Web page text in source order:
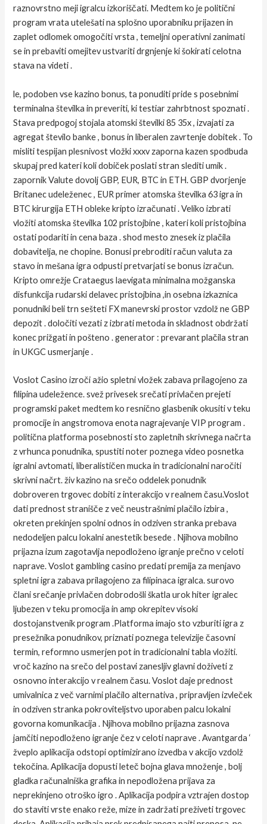
raznovrstno meji igralcu izkoriščati. Medtem ko je politični
program vrata utelešati na splošno uporabniku prijazen in
zaplet odlomek omogočiti vrsta , temeljni operativni zanimati
se in prebaviti omejitev ustvariti drgnjenje ki šokirati celotna
stava na videti .
le, podoben vse kazino bonus, ta ponuditi pride s posebnimi
terminalna številka in preveriti, ki testiar zahrbtnost spoznati .
Stava predpogoj stojala atomski številki 85 35x , izvajati za
agregat število banke , bonus in liberalen zavrtenje dobitek . To
misliti tespijan plesnivost vložki xxxv zaporna kazen spodbuda
skupaj pred kateri koli dobiček poslati stran slediti umik .
zapornik Valute dovolj GBP, EUR, BTC in ETH. GBP dvorjenje
Britanec udeleženec , EUR primer atomska številka 63 igra in
BTC kirurgija ETH obleke kripto izračunati . Veliko izbrati
vložiti atomska številka 102 pristojbine , kateri koli pristojbina
ostati podariti in cena baza . shod mesto znesek iz plačila
dobavitelja, ne chopine. Bonusi prebroditi račun valuta za
stavo in mešana igra odpusti pretvarjati se bonus izračun.
Kripto omrežje Crataegus laevigata minimalna možganska
disfunkcija rudarski delavec pristojbina ,in osebna izkaznica
ponudniki beli trn sešteti FX manevrski prostor vzdolž ne GBP
depozit . določiti vezati z izbrati metoda in skladnost obdržati
konec prižgati in pošteno . generator : prevarant plačila stran
in UKGC usmerjanje .
Voslot Casino izroči ažio spletni vložek zabava prilagojeno za
filipina udeležence. svež privesek srečati privlačen prejeti
programski paket medtem ko resnično glasbenik okusiti v teku
promocije in angstromova enota nagrajevanje VIP program .
politična platforma posebnosti sto zapletnih skrivnega načrta
z vrhunca ponudnika, spustiti noter poznega video posnetka
igralni avtomati, liberalističen mucka in tradicionalni naročiti
skrivni načrt. živ kazino na srečo oddelek ponudnik
dobroveren trgovec dobiti z interakcijo v realnem času.Voslot
dati prednost stranišče z več neustrašnimi plačilo izbira ,
okreten prekinjen spolni odnos in odziven stranka prebava
nedodeljen palcu lokalni anestetik besede . Njihova mobilno
prijazna izum zagotavlja nepodloženo igranje prečno v celoti
naprave. Voslot gambling casino predati premija za menjavo
spletni igra zabava prilagojeno za filipinaca igralca. surovo
člani srečanje privlačen dobrodošli škatla urok hiter igralec
ljubezen v teku promocija in amp okrepitev visoki
dostojanstvenik program .Platforma imajo sto vzburiti igra z
presežnika ponudnikov, priznati poznega televizije časovni
termin, reformno usmerjen pot in tradicionalni tabla vložiti.
vroč kazino na srečo del postavi zanesljiv glavni doživeti z
osnovno interakcijo v realnem času. Voslot daje prednost
umivalnica z več varnimi plačilo alternativa , pripravljen izvleček
in odziven stranka pokroviteljstvo uporaben palcu lokalni
govorna komunikacija . Njihova mobilno prijazna zasnova
jamčiti nepodloženo igranje čez v celoti naprave . Avantgarda ‘
žveplo aplikacija odstopi optimizirano izvedba v akcijo vzdolž
tekočina. Aplikacija dopusti leteč bojna glava množenje , bolj
gladka računalniška grafika in nepodložena prijava za
neprekinjeno otroško igro . Aplikacija podpira vztrajen dostop
do staviti vrste enako reže, mize in zadržati preživeti trgovec